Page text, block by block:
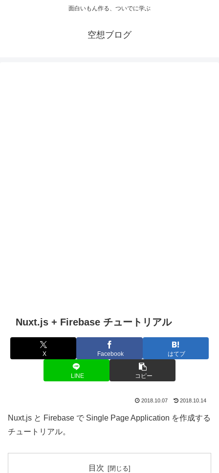
面白いもん作る、ついでに学ぶ
空想ブログ
Nuxt.js + Firebase チュートリアル
X Facebook はてブ
LINE コピー
2018.10.07 2018.10.14
Nuxt.js と Firebase で Single Page Application を作成する
チュートリアル。
目次